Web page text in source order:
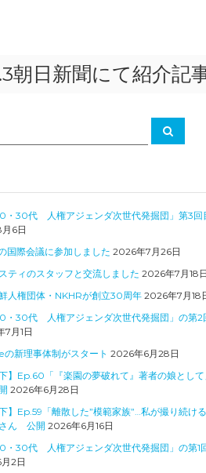
朝日新聞にて紹介記
検
索
・30代 人権アジェンダ次世代発掘団」第3回
6日
国際会議に参加しました 2026年7月26日
ティのスタッフと交流しました 2026年7月18日
人権団体・NKHRが創立30周年 2026年7月18
・30代 人権アジェンダ次世代発掘団」の第2
7月1日
新理事体制がスタート 2026年6月28日
下】Ep.60「『楽園の夢破れて』著者の娘とし
2026年6月28日
】Ep.59「離散した”模範家族”…私が撮り続ける
ん 公開 2026年6月16日
・30代 人権アジェンダ次世代発掘団」の第1
2日